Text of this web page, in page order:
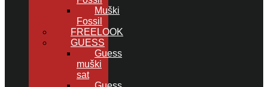
Muški
Fossil
FREELOOK
GUESS
Guess
muški
sat